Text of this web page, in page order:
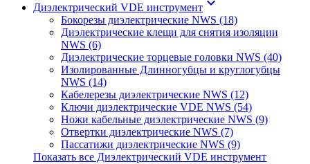
Диэлектрический VDE инструмент
Бокорезы диэлектрические NWS (18)
Диэлектрические клещи для снятия изоляции
NWS (6)
Диэлектрические торцевые головки NWS (40)
Изолированные Длинногубцы и круглогубцы
NWS (14)
Кабелерезы диэлектрические NWS (12)
Ключи диэлектрические VDE NWS (54)
Ножи кабельные диэлектрические NWS (9)
Отвертки диэлектрические NWS (7)
Пассатижи диэлектрические NWS (9)
Показать все Диэлектрический VDE инструмент